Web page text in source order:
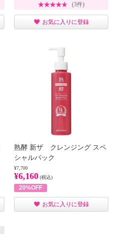
(3件)
お気に入りに登録
熟酵 新ザ クレンジング スペ
シャルパック
¥7,700
¥6,160 (税込)
20%OFF
お気に入りに登録